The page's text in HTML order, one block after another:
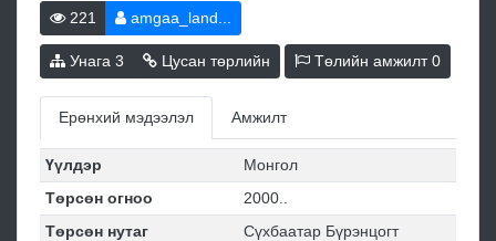
221 amgaa_land...
Унага 3 Цусан төрлийн Төлийн амжилт0
Ерөнхий мэдээлэл Амжилт
Үүлдэр
Монгол
Төрсөн огноо
2000..
Төрсөн нутаг
Сүхбаатар Бүрэнцогт